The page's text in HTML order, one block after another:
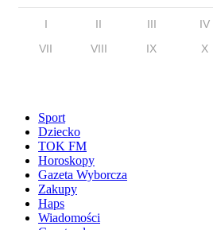
I II III IV
VII
VIII IX X
Sport
Dziecko
TOK FM
Horoskopy
Gazeta Wyborcza
Zakupy
Haps
Wiadomości